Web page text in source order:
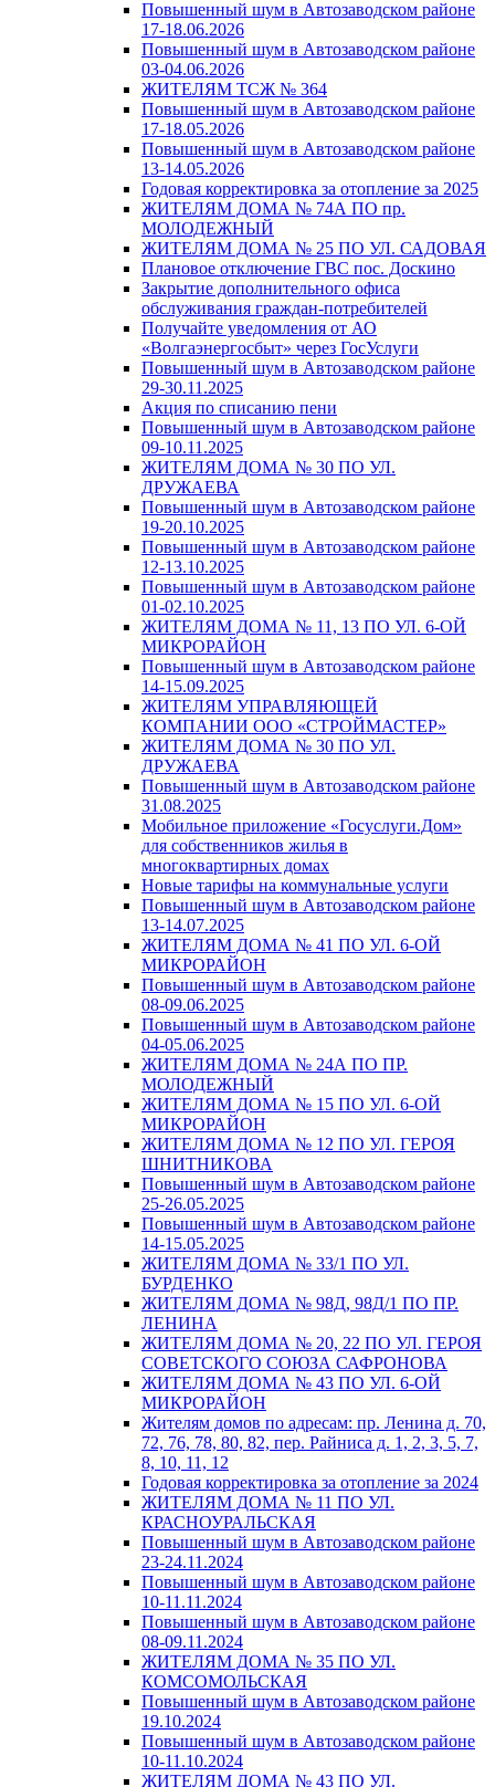
Повышенный шум в Автозаводском районе
17-18.06.2026
Повышенный шум в Автозаводском районе
03-04.06.2026
ЖИТЕЛЯМ ТСЖ № 364
Повышенный шум в Автозаводском районе
17-18.05.2026
Повышенный шум в Автозаводском районе
13-14.05.2026
Годовая корректировка за отопление за 2025
ЖИТЕЛЯМ ДОМА № 74А ПО пр.
МОЛОДЕЖНЫЙ
ЖИТЕЛЯМ ДОМА № 25 ПО УЛ. САДОВАЯ
Плановое отключение ГВС пос. Доскино
Закрытие дополнительного офиса
обслуживания граждан-потребителей
Получайте уведомления от АО
«Волгаэнергосбыт» через ГосУслуги
Повышенный шум в Автозаводском районе
29-30.11.2025
Акция по списанию пени
Повышенный шум в Автозаводском районе
09-10.11.2025
ЖИТЕЛЯМ ДОМА № 30 ПО УЛ.
ДРУЖАЕВА
Повышенный шум в Автозаводском районе
19-20.10.2025
Повышенный шум в Автозаводском районе
12-13.10.2025
Повышенный шум в Автозаводском районе
01-02.10.2025
ЖИТЕЛЯМ ДОМА № 11, 13 ПО УЛ. 6-ОЙ
МИКРОРАЙОН
Повышенный шум в Автозаводском районе
14-15.09.2025
ЖИТЕЛЯМ УПРАВЛЯЮЩЕЙ
КОМПАНИИ ООО «СТРОЙМАСТЕР»
ЖИТЕЛЯМ ДОМА № 30 ПО УЛ.
ДРУЖАЕВА
Повышенный шум в Автозаводском районе
31.08.2025
Мобильное приложение «Госуслуги.Дом»
для собственников жилья в
многоквартирных домах
Новые тарифы на коммунальные услуги
Повышенный шум в Автозаводском районе
13-14.07.2025
ЖИТЕЛЯМ ДОМА № 41 ПО УЛ. 6-ОЙ
МИКРОРАЙОН
Повышенный шум в Автозаводском районе
08-09.06.2025
Повышенный шум в Автозаводском районе
04-05.06.2025
ЖИТЕЛЯМ ДОМА № 24А ПО ПР.
МОЛОДЕЖНЫЙ
ЖИТЕЛЯМ ДОМА № 15 ПО УЛ. 6-ОЙ
МИКРОРАЙОН
ЖИТЕЛЯМ ДОМА № 12 ПО УЛ. ГЕРОЯ
ШНИТНИКОВА
Повышенный шум в Автозаводском районе
25-26.05.2025
Повышенный шум в Автозаводском районе
14-15.05.2025
ЖИТЕЛЯМ ДОМА № 33/1 ПО УЛ.
БУРДЕНКО
ЖИТЕЛЯМ ДОМА № 98Д, 98Д/1 ПО ПР.
ЛЕНИНА
ЖИТЕЛЯМ ДОМА № 20, 22 ПО УЛ. ГЕРОЯ
СОВЕТСКОГО СОЮЗА САФРОНОВА
ЖИТЕЛЯМ ДОМА № 43 ПО УЛ. 6-ОЙ
МИКРОРАЙОН
Жителям домов по адресам: пр. Ленина д. 70,
72, 76, 78, 80, 82, пер. Райниса д. 1, 2, 3, 5, 7,
8, 10, 11, 12
Годовая корректировка за отопление за 2024
ЖИТЕЛЯМ ДОМА № 11 ПО УЛ.
КРАСНОУРАЛЬСКАЯ
Повышенный шум в Автозаводском районе
23-24.11.2024
Повышенный шум в Автозаводском районе
10-11.11.2024
Повышенный шум в Автозаводском районе
08-09.11.2024
ЖИТЕЛЯМ ДОМА № 35 ПО УЛ.
КОМСОМОЛЬСКАЯ
Повышенный шум в Автозаводском районе
19.10.2024
Повышенный шум в Автозаводском районе
10-11.10.2024
ЖИТЕЛЯМ ДОМА № 43 ПО УЛ.